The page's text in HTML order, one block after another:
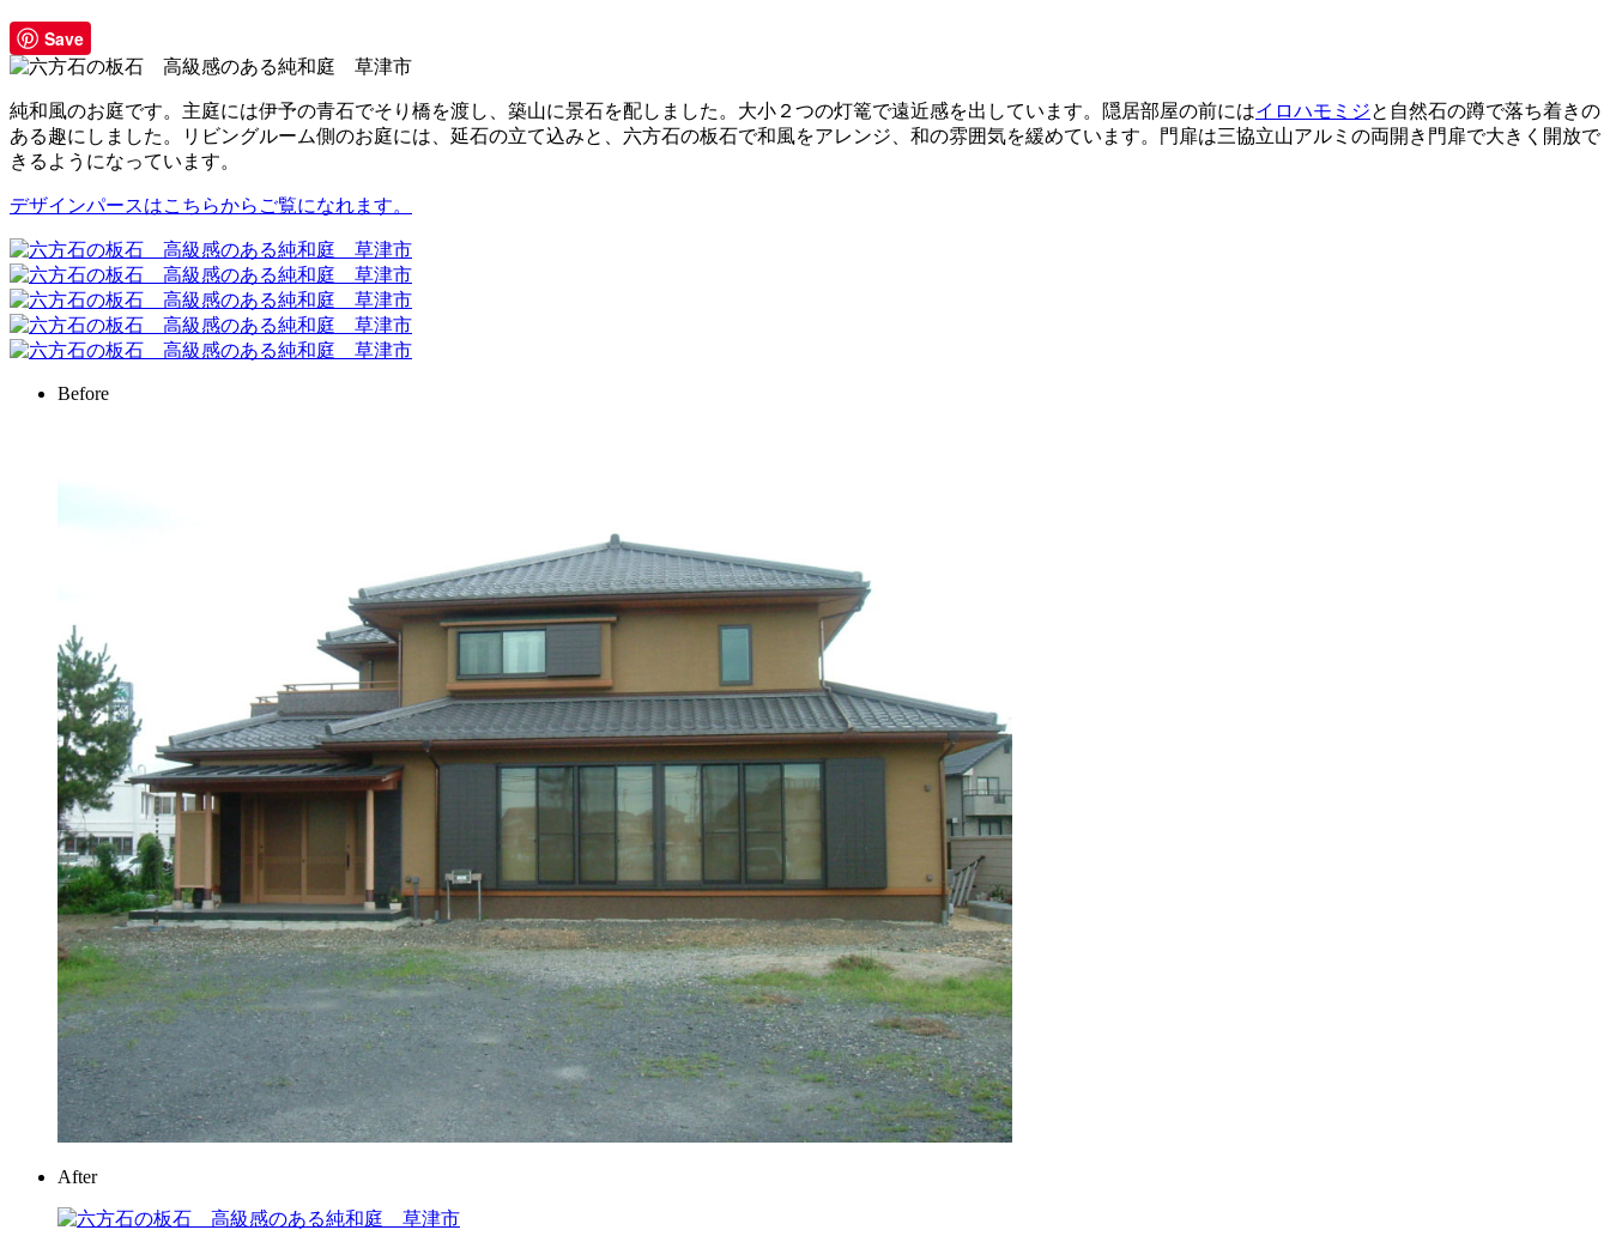
Save
純和風のお庭です。主庭には伊予の青石でそり橋を渡し、築山に景石を配しました。大小２つの灯篭で遠近感を出しています。隠居部屋の前にはイロハモミジと自然石の蹲で落ち着きの
ある趣にしました。リビングルーム側のお庭には、延石の立て込みと、六方石の板石で和風をアレンジ、和の雰囲気を緩めています。門扉は三協立山アルミの両開き門扉で大きく開放で
きるようになっています。
デザインパースはこちらからご覧になれます。
Before
After